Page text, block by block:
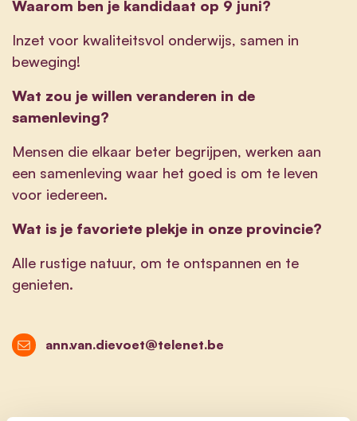
Waarom ben je kandidaat op 9 juni?
Inzet voor kwaliteitsvol onderwijs, samen in
beweging!
Wat zou je willen veranderen in de
samenleving?
Mensen die elkaar beter begrijpen, werken aan
een samenleving waar het goed is om te leven
voor iedereen.
Wat is je favoriete plekje in onze provincie?
Alle rustige natuur, om te ontspannen en te
genieten.
ann.van.dievoet@telenet.be